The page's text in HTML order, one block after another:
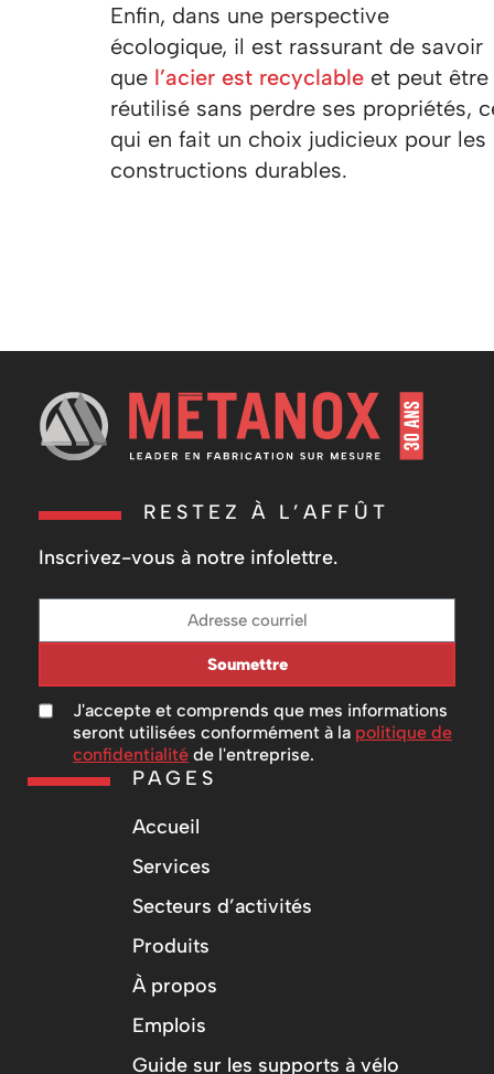
Enfin, dans une perspective
écologique, il est rassurant de savoir
que l’acier est recyclable et peut être
réutilisé sans perdre ses propriétés,
qui en fait un choix judicieux pour les
constructions durables.
RESTEZ À L’AFFÛT
Inscrivez-vous à notre infolettre.
J'accepte et comprends que mes informations
seront utilisées conformément à la politique de
confidentialité de l'entreprise.
Soumettre
PAGES
Accueil
Services
Secteurs d’activités
Produits
À propos
Emplois
Guide sur les supports à vélo